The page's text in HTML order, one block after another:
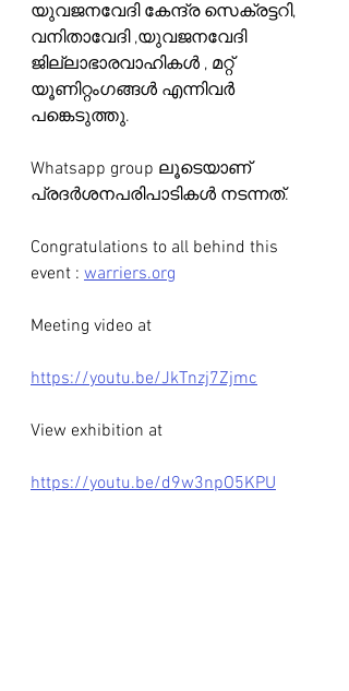
യുവജനവേദി കേന്ദ്ര സെക്രട്ടറി,
വനിതാവേദി ,യുവജനവേദി
ജില്ലാഭാരവാഹികള്‍ , മറ്റ്
യൂണിറ്റംഗങ്ങള്‍ എന്നിവര്‍
പങ്കെടുത്തു.
Whatsapp group ലൂടെയാണ്
പ്രദര്‍ശനപരിപാടികള്‍ നടന്നത്.
Congratulations to all behind this
event : warriers.org
Meeting video at
https://youtu.be/JkTnzj7Zjmc
View exhibition at
https://youtu.be/d9w3npO5KPU